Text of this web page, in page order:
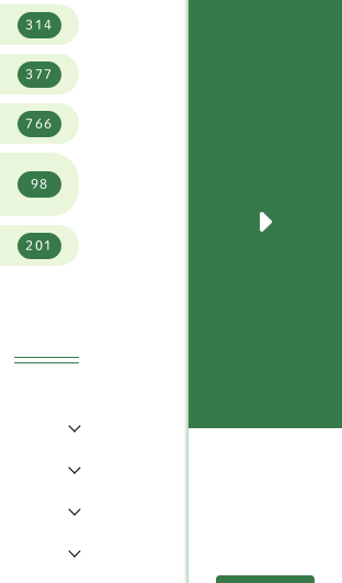
6
9
4
1
6
6
3
4
1
4
2
314
377
766
98
201